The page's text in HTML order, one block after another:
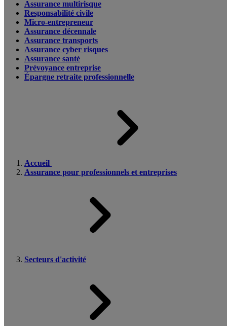
Assurance multirisque
Responsabilité civile
Micro-entrepreneur
Assurance décennale
Assurance transports
Assurance cyber risques
Assurance santé
Prévoyance entreprise
Épargne retraite professionnelle
Accueil
Assurance pour professionnels et entreprises
Secteurs d'activité